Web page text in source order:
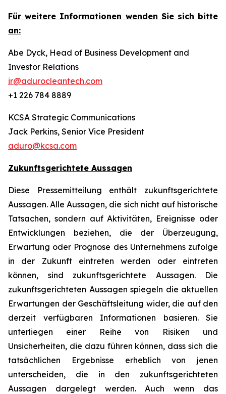
Für weitere Informationen wenden Sie sich bitte
an:
Abe Dyck, Head of Business Development and
Investor Relations
ir@adurocleantech.com
+1 226 784 8889
KCSA Strategic Communications
Jack Perkins, Senior Vice President
aduro@kcsa.com
Zukunftsgerichtete Aussagen
Diese Pressemitteilung enthält zukunftsgerichtete
Aussagen. Alle Aussagen, die sich nicht auf historische
Tatsachen, sondern auf Aktivitäten, Ereignisse oder
Entwicklungen beziehen, die der Überzeugung,
Erwartung oder Prognose des Unternehmens zufolge
in der Zukunft eintreten werden oder eintreten
können, sind zukunftsgerichtete Aussagen. Die
zukunftsgerichteten Aussagen spiegeln die aktuellen
Erwartungen der Geschäftsleitung wider, die auf den
derzeit verfügbaren Informationen basieren. Sie
unterliegen einer Reihe von Risiken und
Unsicherheiten, die dazu führen können, dass sich die
tatsächlichen Ergebnisse erheblich von jenen
unterscheiden, die in den zukunftsgerichteten
Aussagen dargelegt werden. Auch wenn das